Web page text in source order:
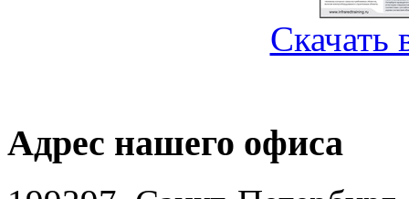
Скачать
Адрес нашего офиса